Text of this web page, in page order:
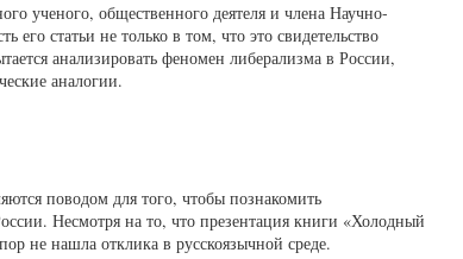
ученого, общественного деятеля и члена Научно-
статьи не только в том, что это свидетельство
анализировать феномен либерализма в России,
аналогии.
поводом для того, чтобы познакомить
Несмотря на то, что презентация книги «Холодный
не нашла отклика в русскоязычной среде.